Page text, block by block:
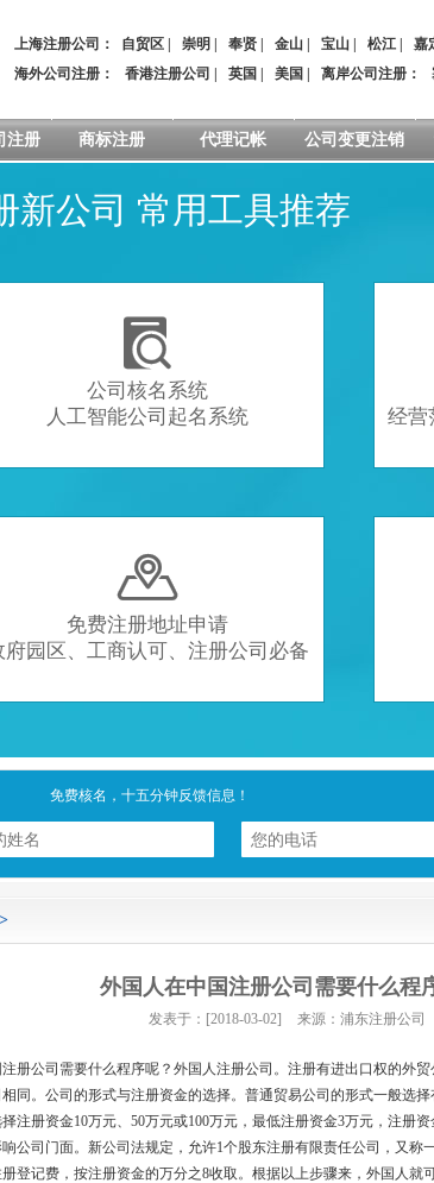
上海注册公司： 自贸区 崇明 奉贤 金山 宝山 松江 嘉
海外公司注册：
香港注册公司 英国 美国 离岸公司注册 ：
注册 商标注册 代理记帐 公司变更注销
新公司 常用工具推荐

公司核名系统
人工智能公司起名系统
经营

免费注册地址申请
府园区、工商认可、注册公司必备
免费核名，十五分钟反馈信息！
>
外国人在中国注册公司需要什么程
发表于：[2018-03-02] 来源：浦东注册公司
册公司需要什么程序呢？外国人注册公司。注册有进出口权的外
同。公司的形式与注册资金的选择。普通贸易公司的形式一般选
注册资金10万元、50万元或100万元，最低注册资金3万元，注册
公司门面。新公司法规定，允许1个股东注册有限责任公司，又称
登记费，按注册资金的万分之8收取。根据以上步骤来，外国人就